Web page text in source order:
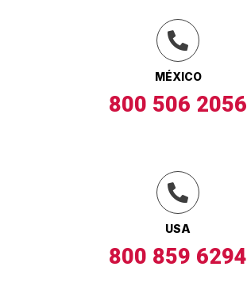
MÉXICO
800 506 2056
USA
800 859 6294